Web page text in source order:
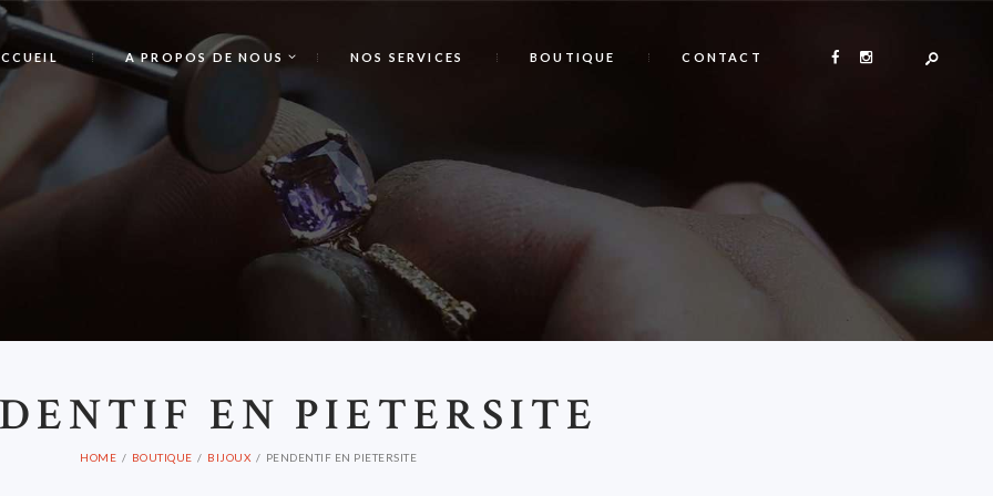
A PROPOS DE NOUS NOS SERVICES BOUTIQUE CONTACT
EN PIETERSITE
HOME BOUTIQUE BIJOUX PENDENTIF EN PIETERSITE